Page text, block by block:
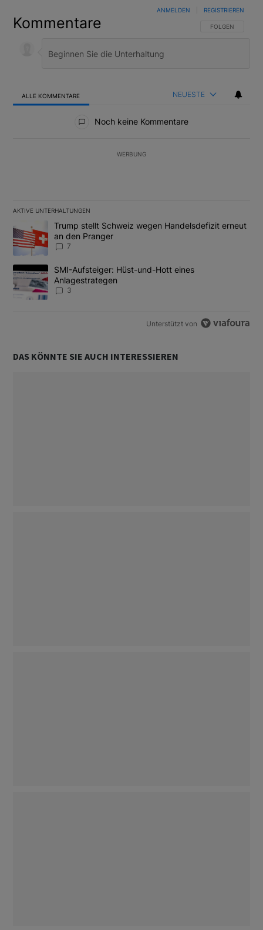
Kommentare FOLGE DIESER
FOLGEN
ANMELDEN REGISTRIEREN
ALLE KOMMENTARE NEUESTE
Noch keine Kommentare
WERBUNG
AKTIVE UNTERHALTUNGEN
Das Folgende ist eine Liste der am meisten kommentierten
Ein Trendartikel mit dem Titel "Trump stellt Schweiz wegen
Trump stellt Schweiz wegen Handelsdefizit erneut
an den Pranger
7
Ein Trendartikel mit dem Titel "SMI-Aufsteiger: Hüst-und-Hott
SMI-Aufsteiger: Hüst-und-Hott eines
Anlagestrategen
3
Unterstützt von
DAS KÖNNTE SIE AUCH INTERESSIEREN